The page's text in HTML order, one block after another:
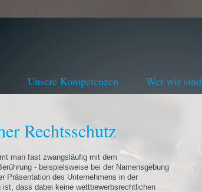
Unsere Kompetenzen Wer wir sind
Rechtsschutz
man fast zwangsläufig mit dem
- beispielsweise bei der Namensgebung
Präsentation des Unternehmens in der
dass dabei keine wettbewerbsrechtlichen